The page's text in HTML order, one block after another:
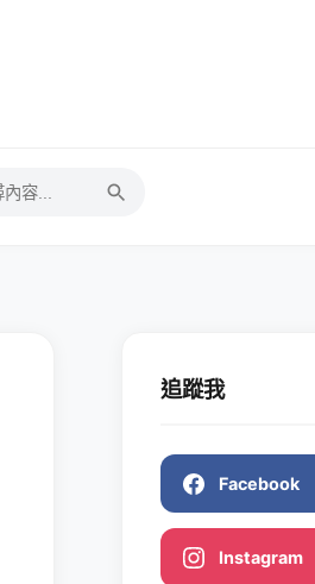
追蹤我
Facebook
Instagram